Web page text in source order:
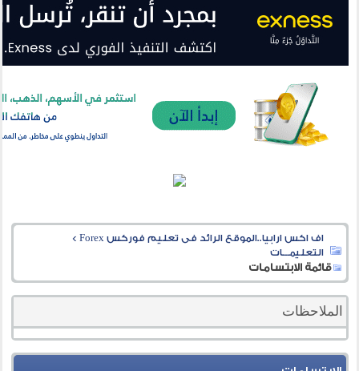
اف اكس ارابيا..الموقع الرائد فى تعليم فوركس Forex
>
التعليمـــات
قائمة الابتسامات
الملاحظات